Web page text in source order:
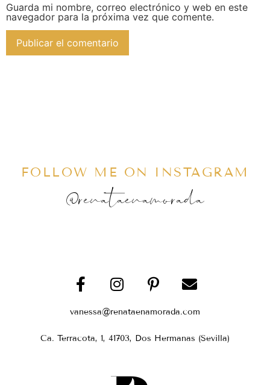
Guarda mi nombre, correo electrónico y web en este
navegador para la próxima vez que comente.
FOLLOW ME ON INSTAGRAM
@renataenamorada
vanessa@renataenamorada.com
Ca. Terracota, 1, 41703, Dos Hermanas (Sevilla)